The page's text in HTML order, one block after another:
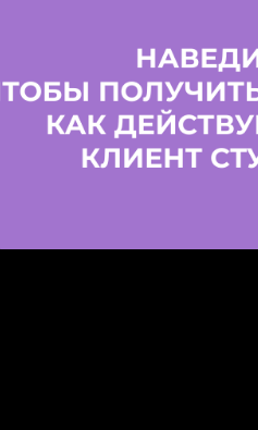
Дарим два
действующему